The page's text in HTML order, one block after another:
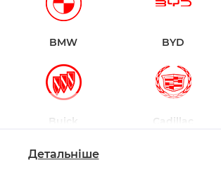
BMW BYD
Buick Cadillac
Детальніше